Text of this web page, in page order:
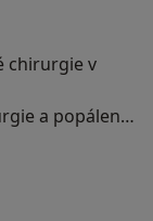
chirurgie v
a popálenin
(2001-2005